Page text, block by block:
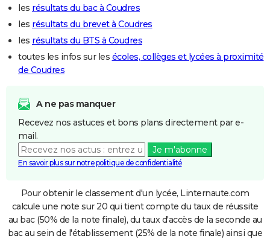
les résultats du bac à Coudres
les résultats du brevet à Coudres
les résultats du BTS à Coudres
toutes les infos sur les écoles, collèges et lycées à proximité
de Coudres
A ne pas manquer
Recevez nos astuces et bons plans directement par e-
mail.
Je m'abonne
En savoir plus sur notre politique de confidentialité
Pour obtenir le classement d'un lycée, Linternaute.com
calcule une note sur 20 qui tient compte du taux de réussite
au bac (50% de la note finale), du taux d'accès de la seconde au
bac au sein de l'établissement (25% de la note finale) ainsi que